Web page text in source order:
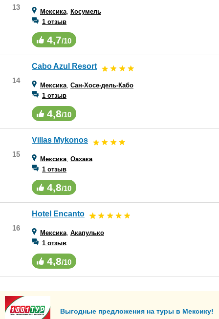
13
Мексика
Косумель
1 отзыв
4,7/10
14
Cabo Azul Resort
Мексика Сан-Хосе-дель-Кабо
1 отзыв
4,8/10
15
Villas Mykonos
Мексика Оахака
1 отзыв
4,8/10
16
Hotel Encanto
Мексика Акапулько
1 отзыв
4,8/10
Выгодные предложения на туры в Мексику!